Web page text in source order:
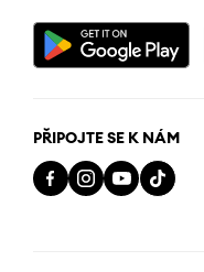
PŘIPOJTE SE K NÁM